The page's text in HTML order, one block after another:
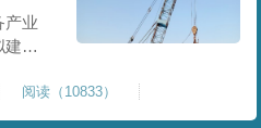
堆
产业
建厂
采用
，确
阅读（10833）